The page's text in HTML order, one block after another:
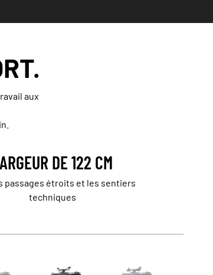
aux
DE 122 CM
passages étroits et les sentiers
techniques